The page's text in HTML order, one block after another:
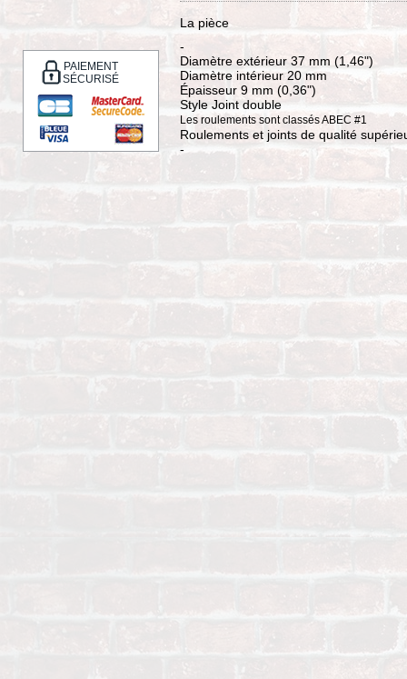
PAIEMENT
SÉCURISÉ
La pièce
-
Diamètre extérieur 37 mm (1,46")
Diamètre intérieur 20 mm
Épaisseur 9 mm (0,36")
Style Joint double
Les roulements sont classés ABEC #1
Roulements et joints de qualité
-